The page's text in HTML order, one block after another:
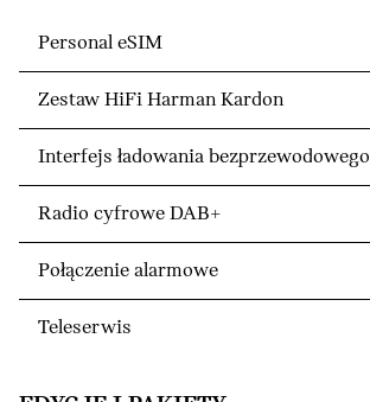
Personal eSIM
Zestaw HiFi Harman Kardon
Interfejs ładowania bezprzewodowego
Radio cyfrowe DAB+
Połączenie alarmowe
Teleserwis